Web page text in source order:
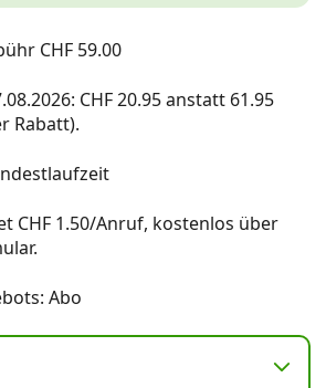
CHF 59.00
CHF 20.95 anstatt 61.95
Rabatt).
CHF 1.50/Anruf, kostenlos über
Abo